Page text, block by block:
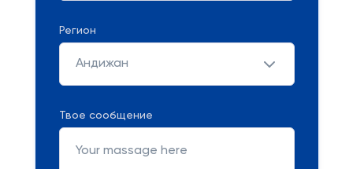
Регион
Андижан
Твое сообщение